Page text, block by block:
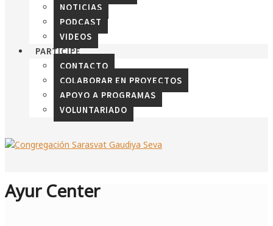
NOTICIAS
PODCAST
VIDEOS
PARTICIPE
CONTACTO
COLABORAR EN PROYECTOS
APOYO A PROGRAMAS
VOLUNTARIADO
Ayur Center